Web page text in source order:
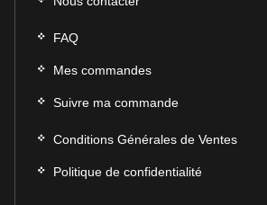
FAQ
Mes commandes
Suivre ma commande
Conditions Générales de Ventes
Politique de confidentialité